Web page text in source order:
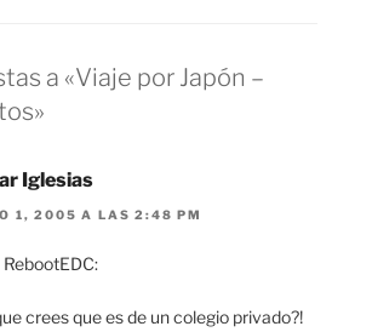
a «Viaje por Japón –
Iglesias
1, 2005 A LAS 2:48 PM
crees que es de un colegio privado?!